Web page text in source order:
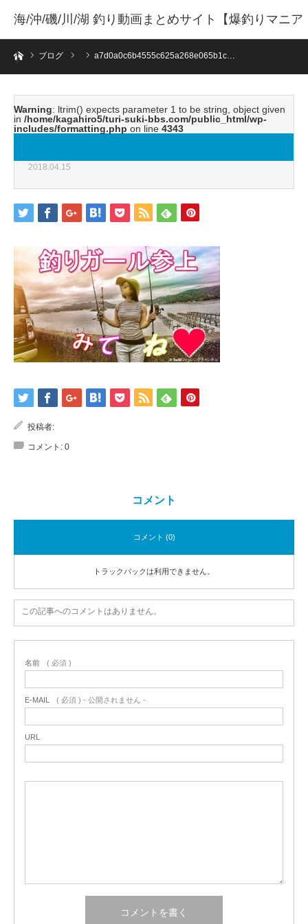
海/沖/磯/川/湖 釣り動画まとめサイト【爆釣りマニア
】ホームブログ a7d0a0c6b4555c625a268e065b1c…
Warning: ltrim() expects parameter 1 to be string, object given
in /home/kagahiro5/turi-suki-bbs.com/public_html/wp-
includes/formatting.php on line 4343
2018.04.15
投稿者:
コメント: 0
コメント
コメント (0)
トラックバックは利用できません。
この記事へのコメントはありません。
名前 ( 必須 )
E-MAIL ( 必須 ) - 公開されません -
URL